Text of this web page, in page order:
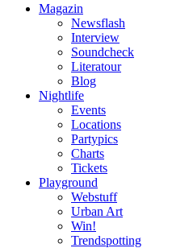
Magazin
Newsflash
Interview
Soundcheck
Literatour
Blog
Nightlife
Events
Locations
Partypics
Charts
Tickets
Playground
Webstuff
Urban Art
Win!
Trendspotting